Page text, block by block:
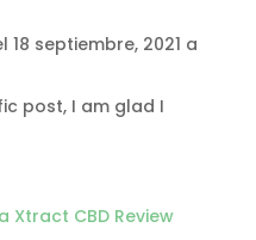
18 septiembre, 2021 a
post, I am glad I
Xtract CBD Review